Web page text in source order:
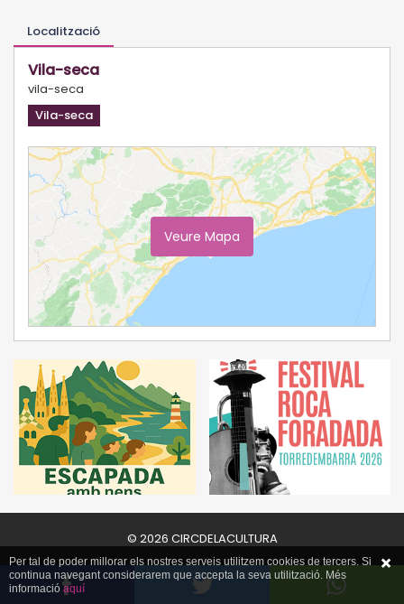
Localització
Vila-seca
vila-seca
Vila-seca
Veure Mapa
© 2026 CIRCDELACULTURA
Per tal de poder millorar els nostres serveis utilitzem cookies de tercers. Si
continua navegant considerarem que accepta la seva utilització. Més
informacióaquí